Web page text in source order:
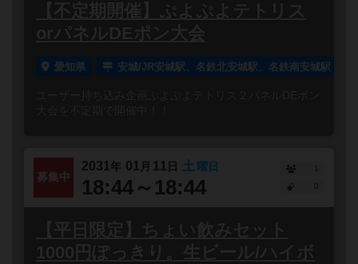
【不定期開催】ぷよぷよテトリス
orパネルDEポン大会
愛知県 安城/JR安城駅、名鉄北安城駅、名鉄南安城駅
ユーザー持ち込み企画ぷよぷよテトリス２パネルDEポン
大会を不定期で開催中！！
募集中
2031 年 01 月 11 日 土 曜日
18:44～18:44
1
【平日限定】ちょい飲みセット
1000円ぽっきり。生ビール/ハイボ